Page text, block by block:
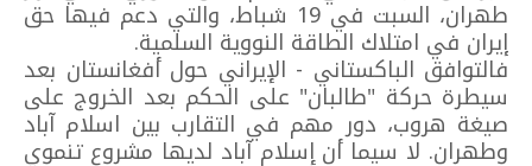
طهران، السبت في 19 شباط، والتي دعم فيها حق
إيران في امتلاك الطاقة النووية السلمية.
فالتوافق الباكستاني - الإيراني حول أفغانستان بعد
سيطرة حركة "طالبان" على الحكم بعد الخروج على
صيغة هروب، دور مهم في التقارب بين اسلام آباد
وطهران. لا سيما أن إسلام آباد لديها مشروع تنموي